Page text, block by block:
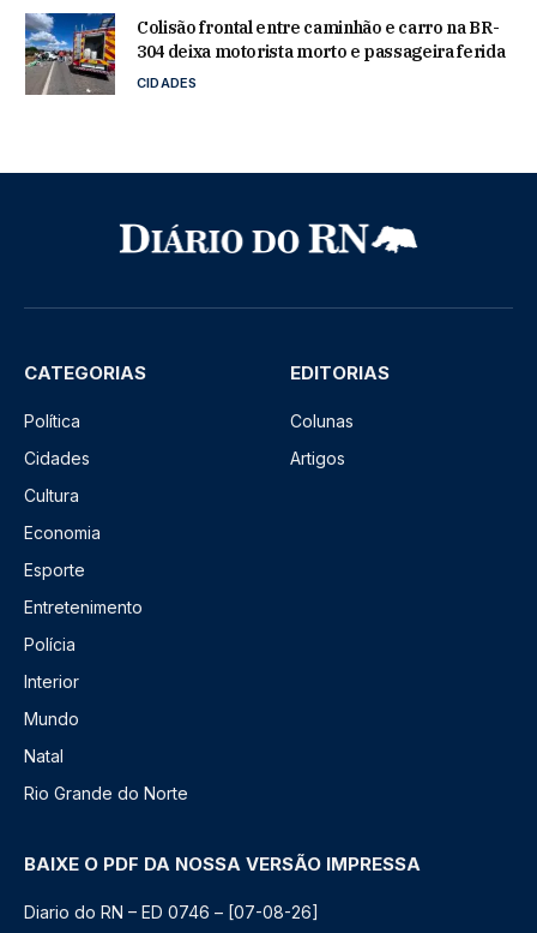
Colisão frontal entre caminhão e carro na BR-
304 deixa motorista morto e passageira ferida
CIDADES
CATEGORIAS
Política
Cidades
Cultura
Economia
Esporte
Entretenimento
Polícia
Interior
Mundo
Natal
Rio Grande do Norte
EDITORIAS
Colunas
Artigos
BAIXE O PDF DA NOSSA VERSÃO IMPRESSA
Diario do RN – ED 0746 – [07-08-26]